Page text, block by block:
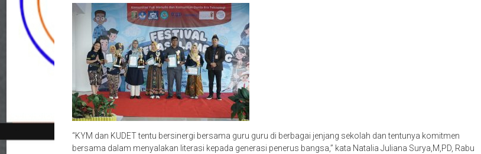
“KYM dan KUDET tentu bersinergi bersama guru guru di berbagai jenjang sekolah dan tentunya komitmen
bersama dalam menyalakan literasi kepada generasi penerus bangsa,” kata Natalia Juliana Surya,M,PD, Rabu